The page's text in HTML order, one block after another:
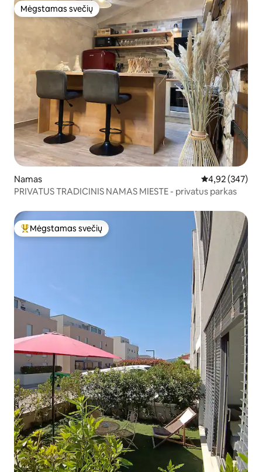
Mėgstamas svečių
Mėgstamas svečių
Namas Vidutinis
4,92 (347)
PRIVATUS TRADICINIS NAMAS MIESTE - privatus parkas
Svečių mėgstamiausias
Mėgstamas svečių